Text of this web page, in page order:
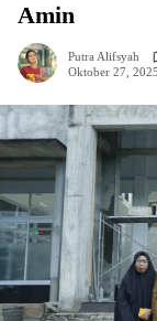
Amin
Putra Alifsyah
Oktober 27, 2025